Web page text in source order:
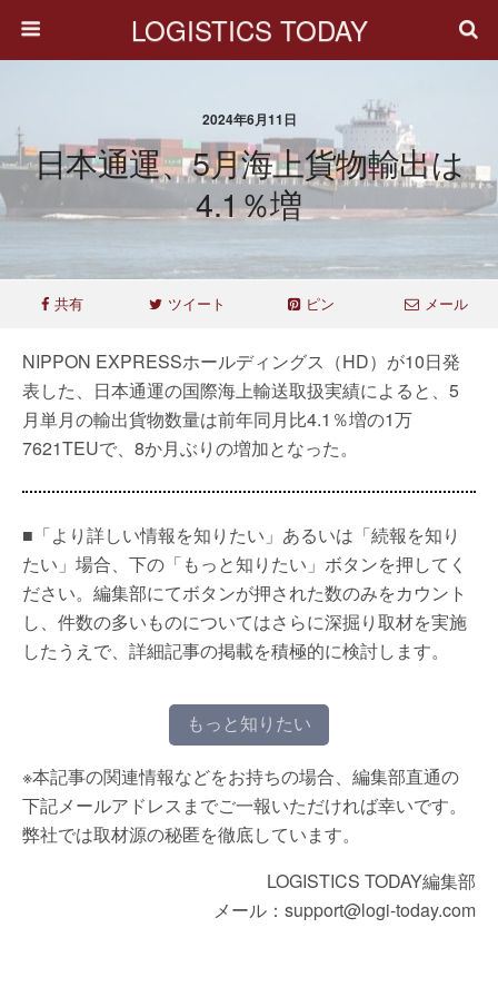
LOGISTICS TODAY
2024年6月11日
日本通運、5月海上貨物輸出は
4.1％増
共有 ツイート ピン メール
NIPPON EXPRESSホールディングス（HD）が10日発
表した、日本通運の国際海上輸送取扱実績によると、5
月単月の輸出貨物数量は前年同月比4.1％増の1万
7621TEUで、8か月ぶりの増加となった。
■「より詳しい情報を知りたい」あるいは「続報を知り
たい」場合、下の「もっと知りたい」ボタンを押してく
ださい。編集部にてボタンが押された数のみをカウント
し、件数の多いものについてはさらに深掘り取材を実施
したうえで、詳細記事の掲載を積極的に検討します。
もっと知りたい
※本記事の関連情報などをお持ちの場合、編集部直通の
下記メールアドレスまでご一報いただければ幸いです。
弊社では取材源の秘匿を徹底しています。
LOGISTICS TODAY編集部
メール：support@logi-today.com